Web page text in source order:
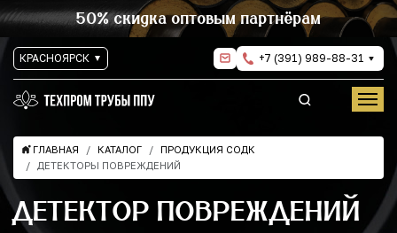
50% скидка оптовым партнёрам
КРАСНОЯРСК +7 (391) 989-88-31
ГЛАВНАЯ КАТАЛОГ
ПРОДУКЦИЯ СОДК
ДЕТЕКТОРЫ ПОВРЕЖДЕНИЙ
ДЕТЕКТОР ПОВРЕЖДЕНИЙ